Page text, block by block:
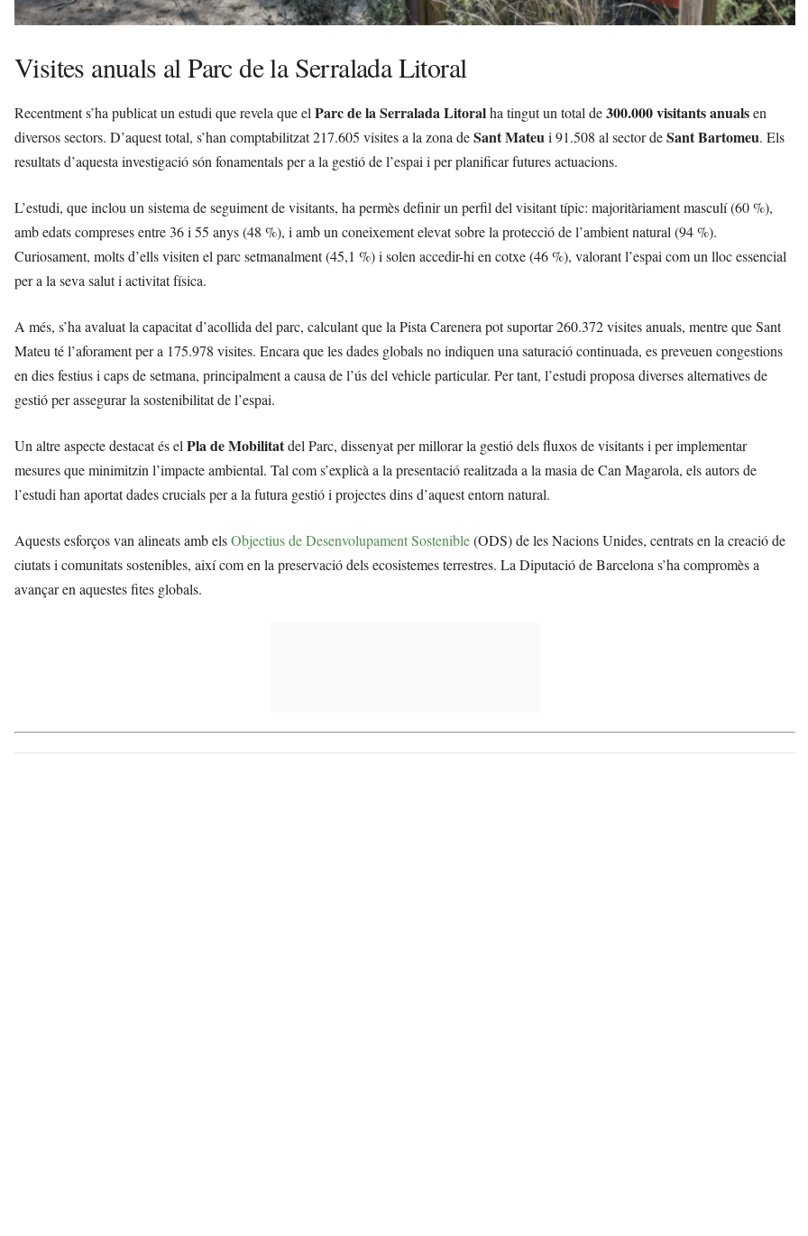
Visites anuals al Parc de la Serralada Litoral
Recentment s’ha publicat un estudi que revela que elParc de la Serralada Litoralha tingut un total de300.000 visitants anualsen
diversos sectors. D’aquest total, s’han comptabilitzat 217.605 visites a la zona deSant Mateui 91.508 al sector deSant Bartomeu. Els
resultats d’aquesta investigació són fonamentals per a la gestió de l’espai i per planificar futures actuacions.
L’estudi, que inclou un sistema de seguiment de visitants, ha permès definir un perfil del visitant típic: majoritàriament masculí (60 %),
amb edats compreses entre 36 i 55 anys (48 %), i amb un coneixement elevat sobre la protecció de l’ambient natural (94 %).
Curiosament, molts d’ells visiten el parc setmanalment (45,1 %) i solen accedir-hi en cotxe (46 %), valorant l’espai com un lloc essencial
per a la seva salut i activitat física.
A més, s’ha avaluat la capacitat d’acollida del parc, calculant que la Pista Carenera pot suportar 260.372 visites anuals, mentre que Sant
Mateu té l’aforament per a 175.978 visites. Encara que les dades globals no indiquen una saturació continuada, es preveuen congestions
en dies festius i caps de setmana, principalment a causa de l’ús del vehicle particular. Per tant, l’estudi proposa diverses alternatives de
gestió per assegurar la sostenibilitat de l’espai.
Un altre aspecte destacat és elPla de Mobilitatdel Parc, dissenyat per millorar la gestió dels fluxos de visitants i per implementar
mesures que minimitzin l’impacte ambiental. Tal com s’explicà a la presentació realitzada a la masia de Can Magarola, els autors de
l’estudi han aportat dades crucials per a la futura gestió i projectes dins d’aquest entorn natural.
Aquests esforços van alineats amb elsObjectius de Desenvolupament Sostenible(ODS) de les Nacions Unides, centrats en la creació de
ciutats i comunitats sostenibles, així com en la preservació dels ecosistemes terrestres. La Diputació de Barcelona s’ha compromès a
avançar en aquestes fites globals.